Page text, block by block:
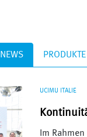
NEWS PRODUKTE
UCIMU ITALIE
Im